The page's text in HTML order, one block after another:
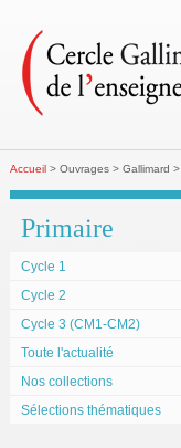
Accueil > Ouvrages > Gallimard >
Primaire
Cycle 1
Cycle 2
Cycle 3 (CM1-CM2)
Toute l'actualité
Nos collections
Sélections thématiques